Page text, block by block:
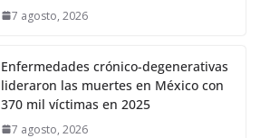
7 agosto, 2026
Enfermedades crónico-degenerativas
lideraron las muertes en México con
370 mil víctimas en 2025
7 agosto, 2026